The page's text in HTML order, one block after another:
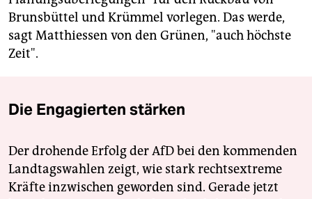
Brunsbüttel und Krümmel vorlegen. Das werde,
sagt Matthiessen von den Grünen, "auch höchste
Zeit".
Die Engagierten stärken
Der drohende Erfolg der AfD bei den kommenden
Landtagswahlen zeigt, wie stark rechtsextreme
Kräfte inzwischen geworden sind. Gerade jetzt